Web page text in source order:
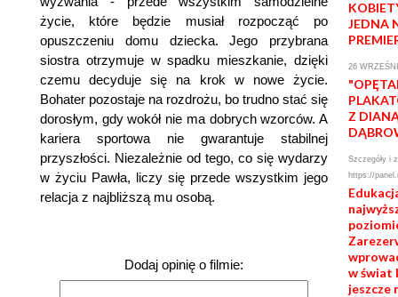
życie, które będzie musiał rozpocząć po
opuszczeniu domu dziecka. Jego przybrana
siostra otrzymuje w spadku mieszkanie, dzięki
czemu decyduje się na krok w nowe życie.
Bohater pozostaje na rozdrożu, bo trudno stać się
dorosłym, gdy wokół nie ma dobrych wzorców. A
kariera sportowa nie gwarantuje stabilnej
przyszłości. Niezależnie od tego, co się wydarzy
w życiu Pawła, liczy się przede wszystkim jego
relacja z najbliższą mu osobą.
Dodaj opinię o filmie:
JEDNA
26
Z
Szczegóły i
https://
w świat
jeszcze